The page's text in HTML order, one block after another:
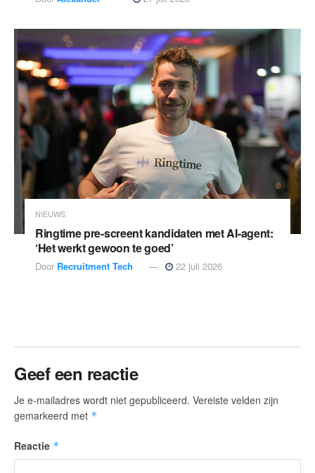
NIEUWS
Ringtime pre-screent kandidaten met AI-agent:
‘Het werkt gewoon te goed’
Door Recruitment Tech 22 juli 2026
Geef een reactie
Je e-mailadres wordt niet gepubliceerd. Vereiste velden zijn
gemarkeerd met *
Reactie *